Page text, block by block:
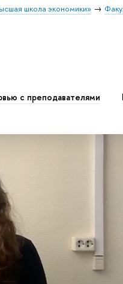
школа экономики»
с преподавателями